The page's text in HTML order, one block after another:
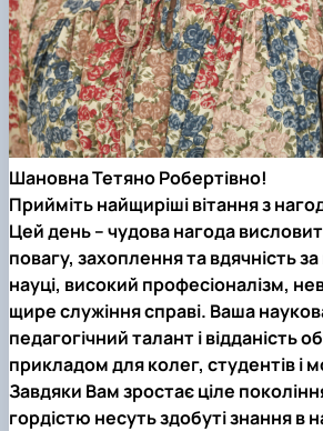
Шановна Тетяно Робертівно!
Прийміть найщиріші вітання з
Цей день – чудова нагода
повагу, захоплення та вдячність
науці, високий професіоналізм,
щире служіння справі. Ваша
педагогічний талант і відданість
прикладом для колег, студентів і
Завдяки Вам зростає ціле
гордістю несуть здобуті знання в